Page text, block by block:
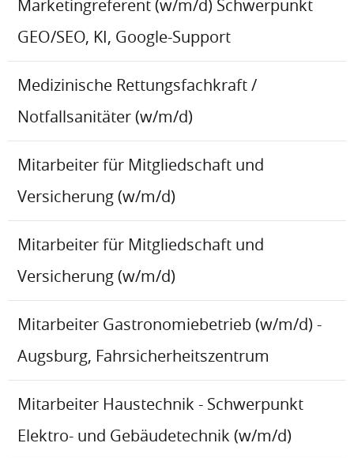
Marketingreferent (w/m/d) Schwerpunkt
GEO/SEO, KI, Google-Support
Medizinische Rettungsfachkraft /
Notfallsanitäter (w/m/d)
Mitarbeiter für Mitgliedschaft und
Versicherung (w/m/d)
Mitarbeiter für Mitgliedschaft und
Versicherung (w/m/d)
Mitarbeiter Gastronomiebetrieb (w/m/d) -
Augsburg, Fahrsicherheitszentrum
Mitarbeiter Haustechnik - Schwerpunkt
Elektro- und Gebäudetechnik (w/m/d)